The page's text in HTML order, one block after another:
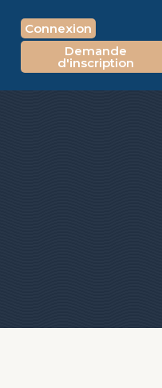
Connexion
Demande
d'inscription